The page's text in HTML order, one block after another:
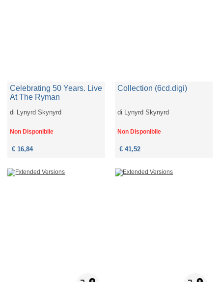
Celebrating 50 Years. Live
At The Ryman
di Lynyrd Skynyrd
Non Disponibile
€ 16,84
Collection (6cd.digi)
di Lynyrd Skynyrd
Non Disponibile
€ 41,52